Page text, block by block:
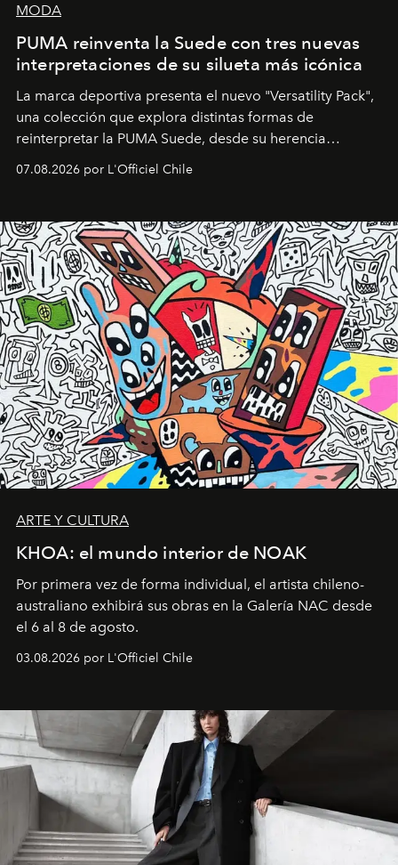
MODA
PUMA reinventa la Suede con tres nuevas
interpretaciones de su silueta más icónica
La marca deportiva presenta el nuevo "Versatility Pack",
una colección que explora distintas formas de
reinterpretar la PUMA Suede, desde su herencia
deportiva hasta una mirada moderna inspirada en el
diseño y el universo outdoor.
07.08.2026 por L'Officiel Chile
ARTE Y CULTURA
KHOA: el mundo interior de NOAK
Por primera vez de forma individual, el artista chileno-
australiano exhibirá sus obras en la Galería NAC desde
el 6 al 8 de agosto.
03.08.2026 por L'Officiel Chile